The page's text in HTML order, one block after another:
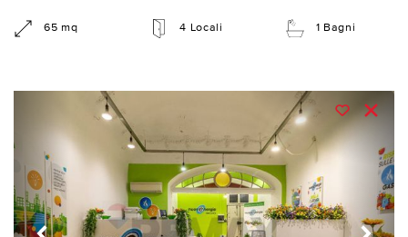
65 mq 4 Locali 1 Bagni